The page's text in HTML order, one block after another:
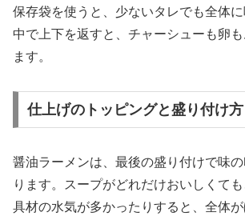
保存袋を使うと、少ないタレでも全体
中で上下を返すと、チャーシューも卵
ます。
仕上げのトッピングと盛り付け方
醤油ラーメンは、最後の盛り付けで味
ります。スープがどれだけおいしくても
具材の水気が多かったりすると、全体が